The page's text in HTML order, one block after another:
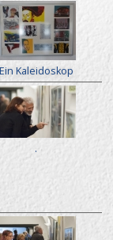
Ein Kaleidoskop
.